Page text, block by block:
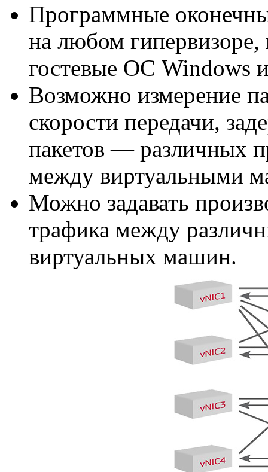
Программные
на любом
гостевые ОС Windows
Возможно измерение
скорости передачи,
пакетов — различных
между виртуальными
Можно задавать
трафика между
виртуальных машин.